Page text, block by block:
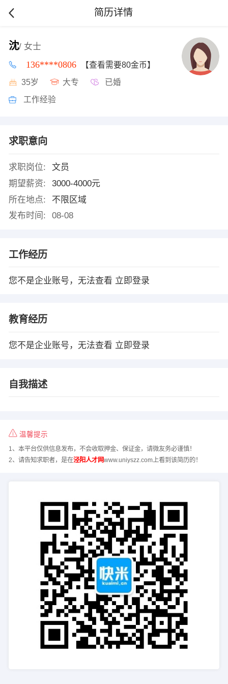
简历详情
沈/ 女士
136****0806 【查看需要80金币】
35岁 大专 已婚
工作经验
求职意向
求职岗位:
文员
期望薪资:
3000-4000元
所在地点:
不限区域
发布时间:
08-08
工作经历
您不是企业账号，无法查看 立即登录
教育经历
您不是企业账号，无法查看 立即登录
自我描述
温馨提示
1、本平台仅供信息发布，不会收取押金、保证金，请微友务必谨慎！
2、请告知求职者，是在泾阳人才网www.uniyszz.com上看到该简历的！